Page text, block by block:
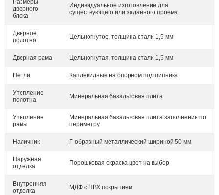
Размеры
дверного
блока
Индивидуальное изготовление для
существующего или заданного проёма
Дверное
полотно
Цельногнутое, толщина стали 1,5 мм
Дверная рама Цельногнутая, толщина стали 1,5 мм
Петли Каплевидные на опорном подшипнике
Утепление
полотна
Минеральная базальтовая плита
Утепление
рамы
Минеральная базальтовая плита заполнение по
периметру
Наличник Г-образный металлический шириной 50 мм
Наружная
отделка
Порошковая окраска цвет на выбор
Внутренняя
отделка
МДФ с ПВХ покрытием